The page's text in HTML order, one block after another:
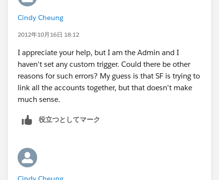
Cindy Cheung
2012年10月16日 18:12
I appreciate your help, but I am the Admin and I
haven't set any custom trigger. Could there be other
reasons for such errors? My guess is that SF is trying to
link all the accounts together, but that doesn't make
much sense.
役立つとしてマーク